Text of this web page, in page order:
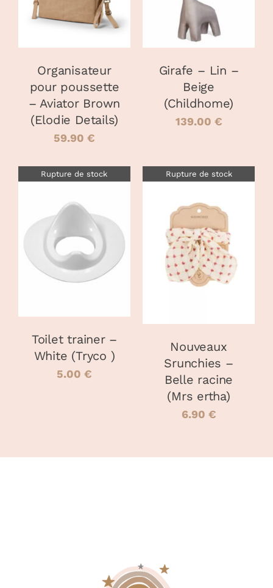
Organisateur
pour poussette
– Aviator Brown
(Elodie Details)
59.90 €
Girafe – Lin –
Beige
(Childhome)
139.00 €
Rupture de stock
DÉTAILS
Toilet trainer –
White (Tryco )
5.00 €
Rupture de stock
DÉTAILS
Nouveaux
Srunchies –
Belle racine
(Mrs ertha)
6.90 €